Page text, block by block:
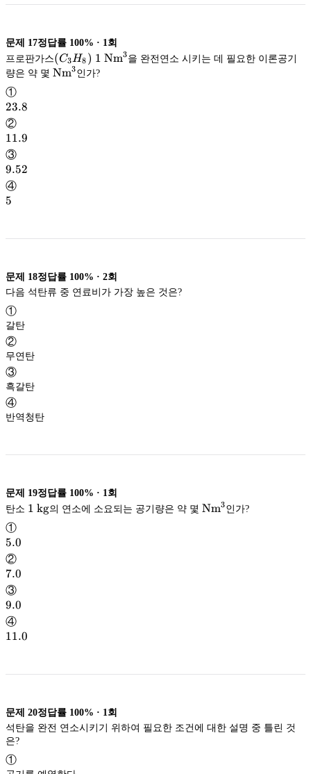
문제 17정답률 100% · 1 회
프로판가스(C_3H_8)
(C3H8 ) 1\
\mathrm{Nm^3}
N
1 Nm3을 완전연소 시키는 데 필요한 이론공기
량은 약 몇 \mathrm{Nm^3}
Nm3
①
23.8
23.8
②
11.9
11.9
③
9.52
9.52
④
5
5
문제 18정답률 100% · 2회
다음 석탄류 중 연료비가 가장 높은 것은?
①
갈탄
②
무연탄
③
흑갈탄
④
반역청탄
문제 19정답률 100% · 1 회
탄소 1\
1 kg의 연소에 소요되는 공기량은 약 몇\mathrm{Nm^3}
Nm3
①
5.0
5.0
②
7.0
7.0
③
9.0
9.0
④
11.0
11.0
문제 20정답률 100% · 1 회
석탄을 완전 연소시키기 위하여 필요한 조건에 대한 설명 중 틀린 것
①